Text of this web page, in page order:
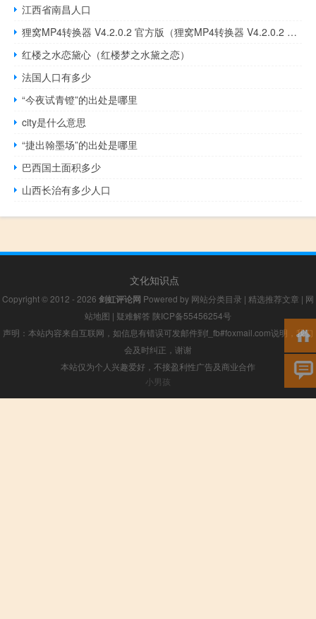
江西省南昌人口
狸窝MP4转换器 V4.2.0.2 官方版（狸窝MP4转换器 V4.2.0.2 官方版功能简介）
红楼之水恋黛心（红楼梦之水黛之恋）
法国人口有多少
“今夜试青镫”的出处是哪里
city是什么意思
“捷出翰墨场”的出处是哪里
巴西国土面积多少
山西长治有多少人口
文化知识点
Copyright © 2012 - 2026 剑虹评论网 Powered by 网站分类目录 | 精选推荐文章 | 网
站地图 | 疑难解答 陕ICP备55456254号
声明：本站内容来自互联网，如信息有错误可发邮件到f_fb#foxmail.com说明，我们
会及时纠正，谢谢
本站仅为个人兴趣爱好，不接盈利性广告及商业合作
小男孩